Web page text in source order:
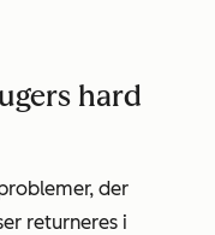
hard
der
returneres i